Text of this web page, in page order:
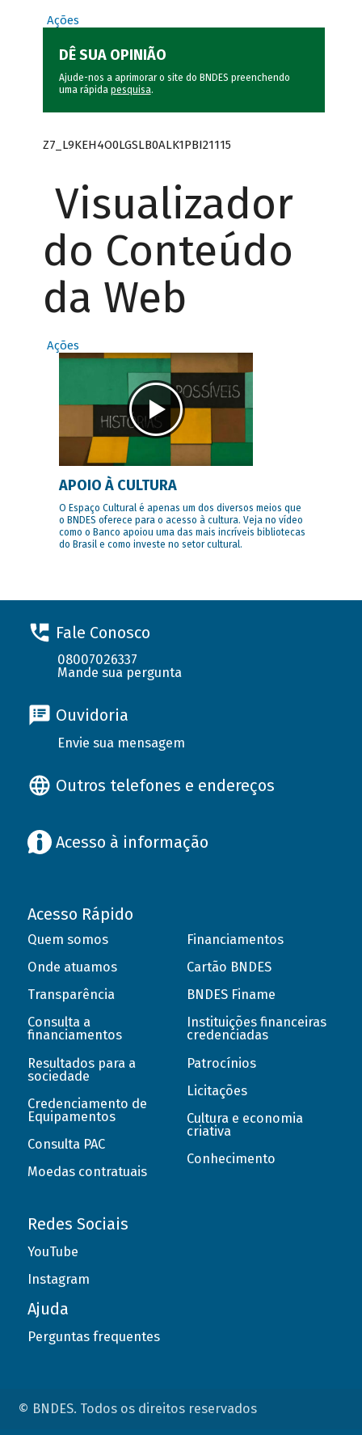
Ações
DÊ SUA OPINIÃO
Ajude-nos a aprimorar o site do BNDES preenchendo
uma rápida pesquisa.
Z7_L9KEH4O0LGSLB0ALK1PBI21115
Visualizador
do Conteúdo
da Web
Ações
APOIO À CULTURA
O Espaço Cultural é apenas um dos diversos meios que
o BNDES oferece para o acesso à cultura. Veja no vídeo
como o Banco apoiou uma das mais incríveis bibliotecas
do Brasil e como investe no setor cultural.
Fale Conosco
08007026337
Mande sua pergunta
Ouvidoria
Envie sua mensagem
Outros telefones e endereços
Acesso à informação
Acesso Rápido
Quem somos
Onde atuamos
Transparência
Consulta a
financiamentos
Resultados para a
sociedade
Credenciamento de
Equipamentos
Consulta PAC
Moedas contratuais
Financiamentos
Cartão BNDES
BNDES Finame
Instituições financeiras
credenciadas
Patrocínios
Licitações
Cultura e economia
criativa
Conhecimento
Redes Sociais
YouTube
Instagram
Ajuda
Perguntas frequentes
© BNDES. Todos os direitos reservados